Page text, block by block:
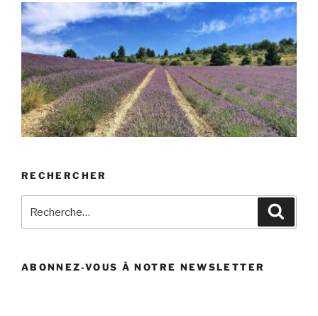
RECHERCHER
pour
ABONNEZ-VOUS À NOTRE NEWSLETTER